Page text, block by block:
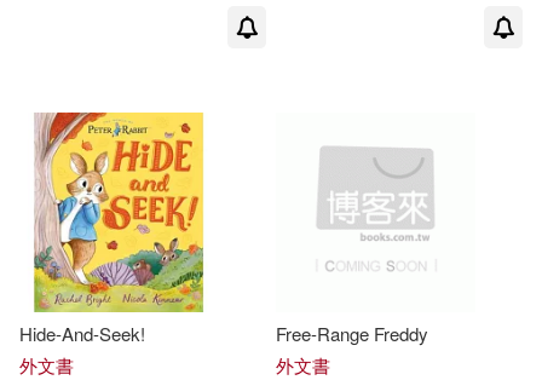
Hide-And-Seek!
外文書
Free-Range Freddy
外文書